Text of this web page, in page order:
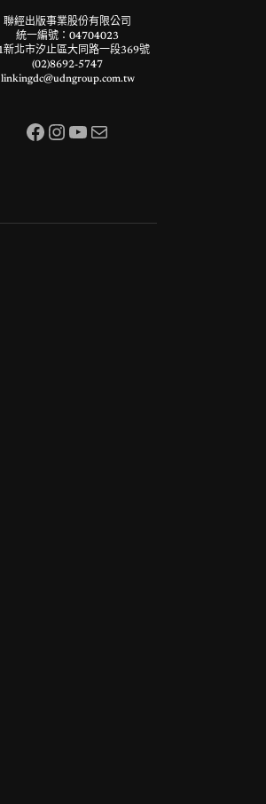
聯經出版事業股份有限公司
統一編號：04704023
新北市汐止區大同路一段369號
(02)8692-5747
linkingdc@udngroup.com.tw
Facebook InstagramYouTube 電子郵件